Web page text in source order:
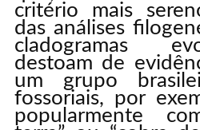
critério mais
das análises
cladogramas
destoam de
um grupo
fossoriais, por
popularmente